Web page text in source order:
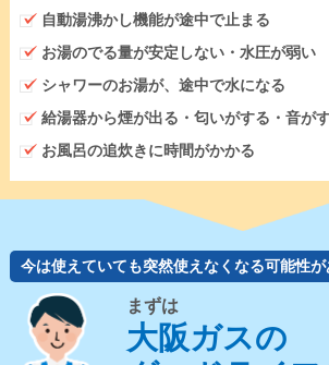
自動湯沸かし機能が途中で止まる
お湯のでる量が安定しない・水圧が弱い
シャワーのお湯が、途中で水になる
給湯器から煙が出る・匂いがする・音が
お風呂の追炊きに時間がかかる
今は使えていても突然使えなくなる可能性が
まずは
大阪ガスの